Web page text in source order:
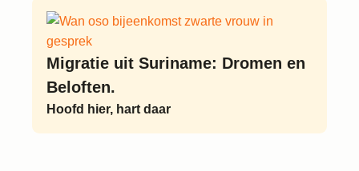
Migratie uit Suriname: Dromen en
Beloften.
Hoofd hier, hart daar